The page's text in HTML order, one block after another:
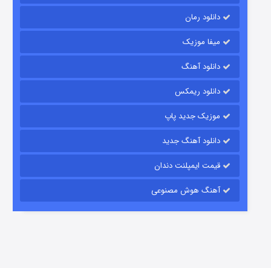
قسمت15 (دوبله) منتشر شد
دانلود رمان
میفا موزیک
دانلود آهنگ
دانلود ریمکس
موزیک جدید پاپ
دانلود آهنگ جدید
قیمت ایمپلنت دندان
آهنگ هوش مصنوعی